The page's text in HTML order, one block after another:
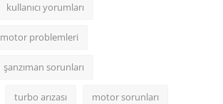
kullanıcı yorumları
motor problemleri
şanzıman sorunları
turbo arızası motor sorunları